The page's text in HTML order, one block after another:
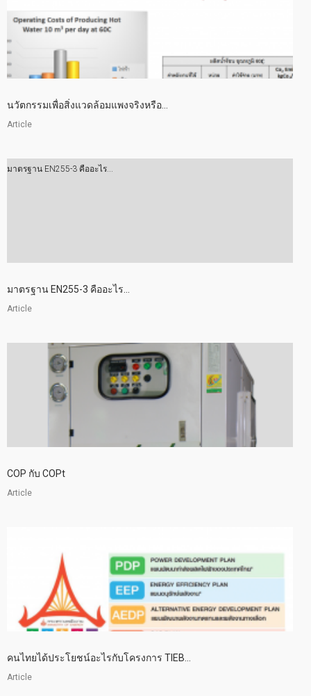
นวัตกรรมเพื่อสิ่งแวดล้อมแพงจริงหรือ...
Article
มาตรฐาน EN255-3 คืออะไร...
มาตรฐาน EN255-3 คืออะไร...
Article
COP กับ COPt
Article
คนไทยได้ประโยชน์อะไรกับโครงการ TIEB...
Article